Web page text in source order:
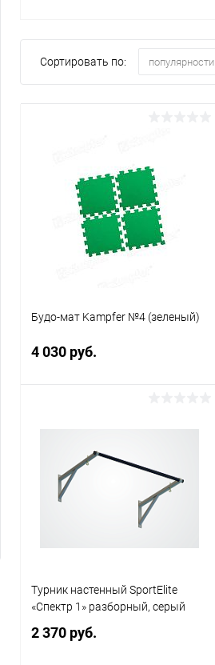
Сортировать по: популярности
Будо-мат Kampfer №4 (зеленый)
4 030 руб.
Купить в 1 клик
В избранное Недоступно
Турник настенный SportElite
«Спектр 1» разборный, серый
2 370 руб.